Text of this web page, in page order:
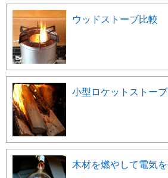
ウッドストーブ比較
小型ロケットストー
木材を燃やして電気